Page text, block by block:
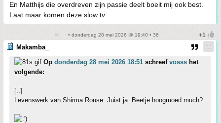
En Matthijs die overdreven zijn passie deelt boeit mij ook best.
Laat maar komen deze slow tv.
• donderdag 28 mei 2026 @ 19:40 • 36
Makamba_
Op donderdag 28 mei 2026 18:51 schreef vosss het
volgende:
[..]
Levenswerk van Shirma Rouse. Juist ja. Beetje hoogmoed much?